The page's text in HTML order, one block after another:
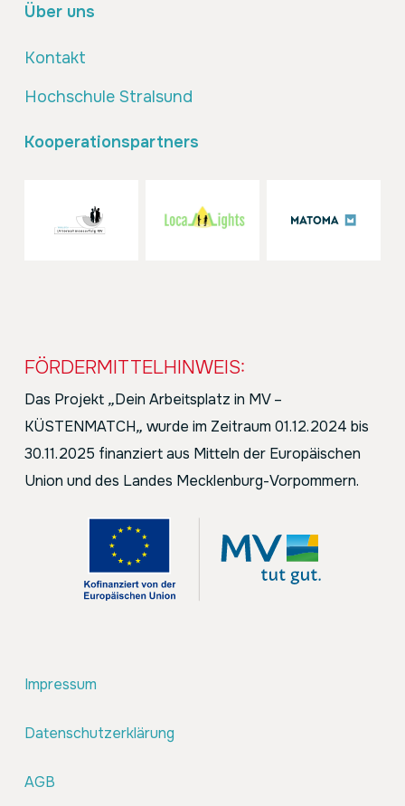
Über uns
Kontakt
Hochschule Stralsund
Kooperationspartners
FÖRDERMITTELHINWEIS:
Das Projekt „Dein Arbeitsplatz in MV –
KÜSTENMATCH„ wurde im Zeitraum 01.12.2024 bis
30.11.2025 finanziert aus Mitteln der Europäischen
Union und des Landes Mecklenburg-Vorpommern.
Impressum
Datenschutzerklärung
AGB